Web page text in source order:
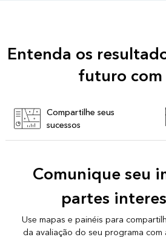
Entenda os
futuro com
Compartilhe seus
sucessos
Comunique seu
partes
Use mapas e painéis para
da avaliação do seu programa